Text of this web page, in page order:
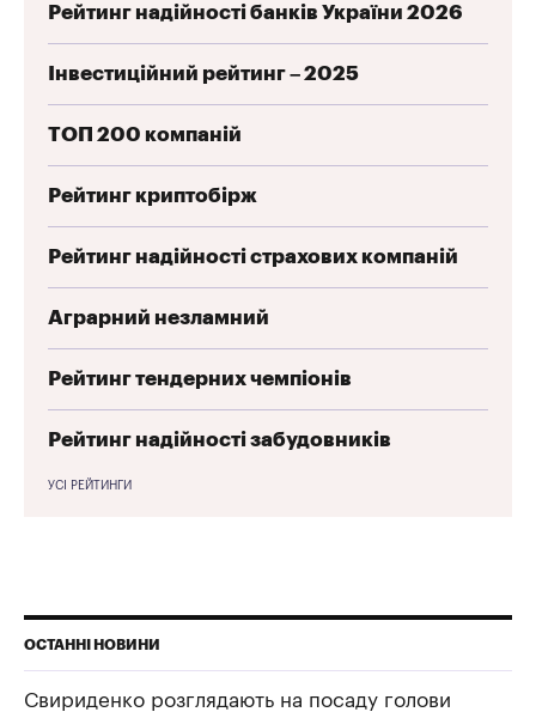
Рейтинг надійності банків України 2026
Інвестиційний рейтинг – 2025
ТОП 200 компаній
Рейтинг криптобірж
Рейтинг надійності страхових компаній
Аграрний незламний
Рейтинг тендерних чемпіонів
Рейтинг надійності забудовників
УСІ РЕЙТИНГИ
ОСТАННІ НОВИНИ
Свириденко розглядають на посаду голови